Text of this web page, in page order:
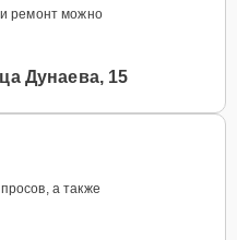
и ремонт можно
Дунаева, 15
а также